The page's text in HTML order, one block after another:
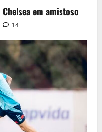
em amistoso
14